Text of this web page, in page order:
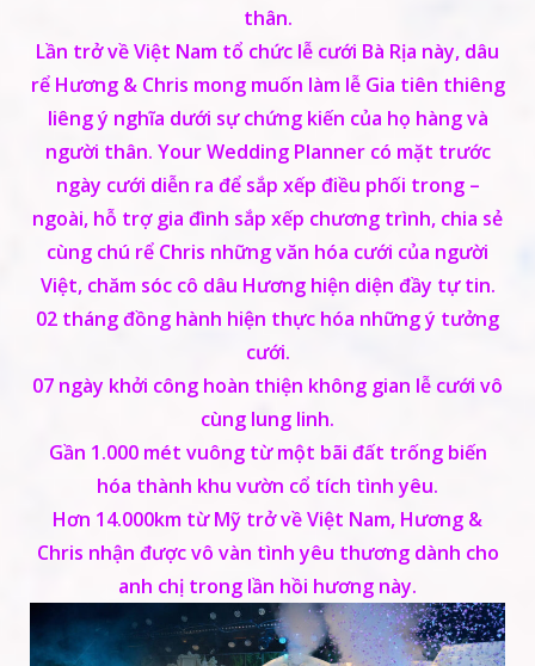
thân.
Lần trở về Việt Nam tổ chức lễ cưới Bà Rịa này, dâu
rể Hương & Chris mong muốn làm lễ Gia tiên thiêng
liêng ý nghĩa dưới sự chứng kiến của họ hàng và
người thân. Your Wedding Planner có mặt trước
ngày cưới diễn ra để sắp xếp điều phối trong –
ngoài, hỗ trợ gia đình sắp xếp chương trình, chia sẻ
cùng chú rể Chris những văn hóa cưới của người
Việt, chăm sóc cô dâu Hương hiện diện đầy tự tin.
02 thángđồng hành hiện thực hóa những ý tưởng
cưới.
07 ngày khởi công hoàn thiện không gian lễ cưới vô
cùng lung linh.
Gần 1.000 mét vuôngtừ một bãi đất trống biến
hóa thành khu vườn cổ tích tình yêu.
Hơn 14.000km từ Mỹ trở về Việt Nam, Hương &
Chris nhận được vô vàn tình yêu thương dành cho
anh chị trong lần hồi hương này.